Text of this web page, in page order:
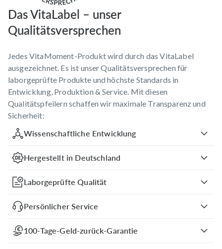
Das VitaLabel – unser
Qualitätsversprechen
Jedes VitaMoment-Produkt wird durch das VitaLabel
ausgezeichnet. Es ist unser Qualitätsversprechen für
laborgeprüfte Produkte und höchste Standards in
Entwicklung, Produktion & Service. Mit diesen
Qualitätspfeilern schaffen wir maximale Transparenz und
Sicherheit:
Wissenschaftliche Entwicklung
Hergestellt in Deutschland
Laborgeprüfte Qualität
Persönlicher Service
100-Tage-Geld-zurück-Garantie